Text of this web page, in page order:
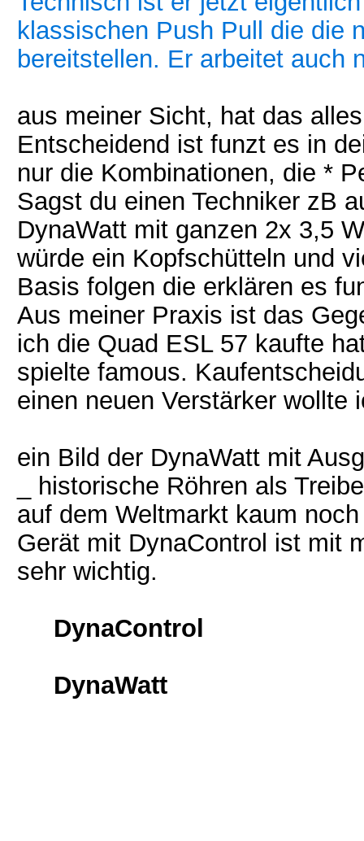
klassischen Push Pull die die
bereitstellen. Er arbeitet
aus meiner Sicht, hat das
Entscheidend ist funzt es in
nur die Kombinationen, die *
Sagst du einen Techniker zB
DynaWatt mit ganzen 2x 3,5
würde ein Kopfschütteln und
Basis folgen die erklären es
Aus meiner Praxis ist das
ich die Quad ESL 57 kaufte
spielte famous.
einen neuen Verstärker wollte
ein Bild der DynaWatt mit
_ historische Röhren als
auf dem Weltmarkt kaum
Gerät mit DynaControl ist mit
sehr wichtig.
DynaControl
DynaWatt